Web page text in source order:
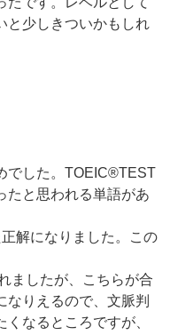
と少しきついかもしれ
でした。TOEIC®TEST
たと思われる単語があ
解になりました。この
ましたが、こちらが合
なりえるので、文脈判
なるところですが、